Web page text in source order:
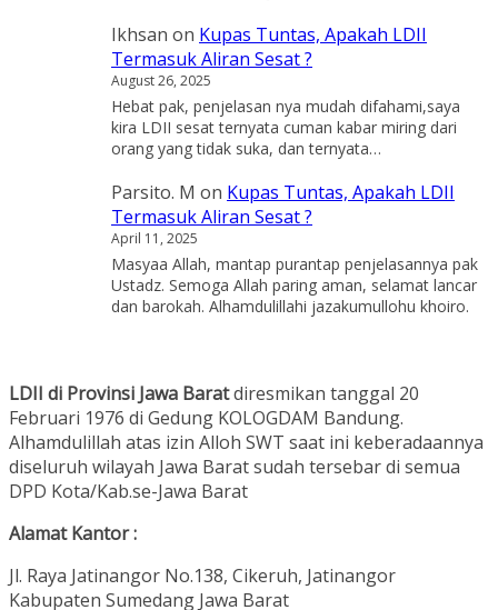
Ikhsan on Kupas Tuntas, Apakah LDII
Termasuk Aliran Sesat ?
August 26, 2025
Hebat pak, penjelasan nya mudah difahami,saya
kira LDII sesat ternyata cuman kabar miring dari
orang yang tidak suka, dan ternyata…
Parsito. M on Kupas Tuntas, Apakah LDII
Termasuk Aliran Sesat ?
April 11, 2025
Masyaa Allah, mantap purantap penjelasannya pak
Ustadz. Semoga Allah paring aman, selamat lancar
dan barokah. Alhamdulillahi jazakumullohu khoiro.
LDII di Provinsi Jawa Baratdiresmikan tanggal 20
Februari 1976 di Gedung KOLOGDAM Bandung.
Alhamdulillah atas izin Alloh SWT saat ini keberadaannya
diseluruh wilayah Jawa Barat sudah tersebar di semua
DPD Kota/Kab.se-Jawa Barat
Alamat Kantor :
Jl. Raya Jatinangor No.138, Cikeruh, Jatinangor
Kabupaten Sumedang Jawa Barat